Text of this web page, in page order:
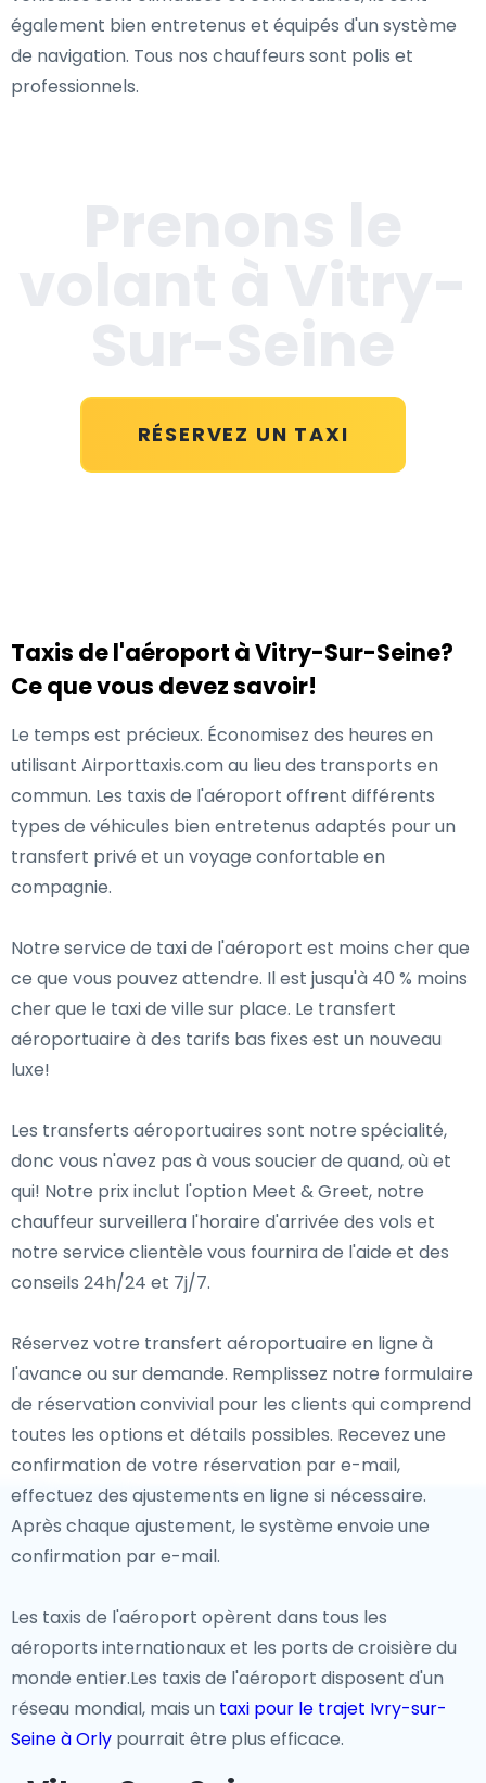
également bien entretenus et équipés d'un système
de navigation. Tous nos chauffeurs sont polis et
professionnels.
RÉSERVEZ UN TAXI
Taxis de l'aéroport à Vitry-Sur-Seine?
Ce que vous devez savoir!
Le temps est précieux. Économisez des heures en
utilisant Airporttaxis.com au lieu des transports en
commun. Les taxis de l'aéroport offrent différents
types de véhicules bien entretenus adaptés pour un
transfert privé et un voyage confortable en
compagnie.
Notre service de taxi de l'aéroport est moins cher que
ce que vous pouvez attendre. Il est jusqu'à 40 % moins
cher que le taxi de ville sur place. Le transfert
aéroportuaire à des tarifs bas fixes est un nouveau
luxe!
Les transferts aéroportuaires sont notre spécialité,
donc vous n'avez pas à vous soucier de quand, où et
qui! Notre prix inclut l'option Meet & Greet, notre
chauffeur surveillera l'horaire d'arrivée des vols et
notre service clientèle vous fournira de l'aide et des
conseils 24h/24 et 7j/7.
Réservez votre transfert aéroportuaire en ligne à
l'avance ou sur demande. Remplissez notre formulaire
de réservation convivial pour les clients qui comprend
toutes les options et détails possibles. Recevez une
confirmation de votre réservation par e-mail,
effectuez des ajustements en ligne si nécessaire.
Après chaque ajustement, le système envoie une
confirmation par e-mail.
Les taxis de l'aéroport opèrent dans tous les
aéroports internationaux et les ports de croisière du
monde entier.Les taxis de l'aéroport disposent d'un
réseau mondial, mais un taxi pour le trajet Ivry-sur-
Seine à Orly pourrait être plus efficace.